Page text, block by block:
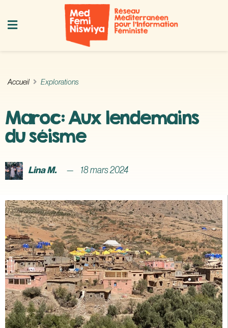
Accueil Explorations
Maroc: Aux lendemains
du séisme
Lina M. 18 mars 2024